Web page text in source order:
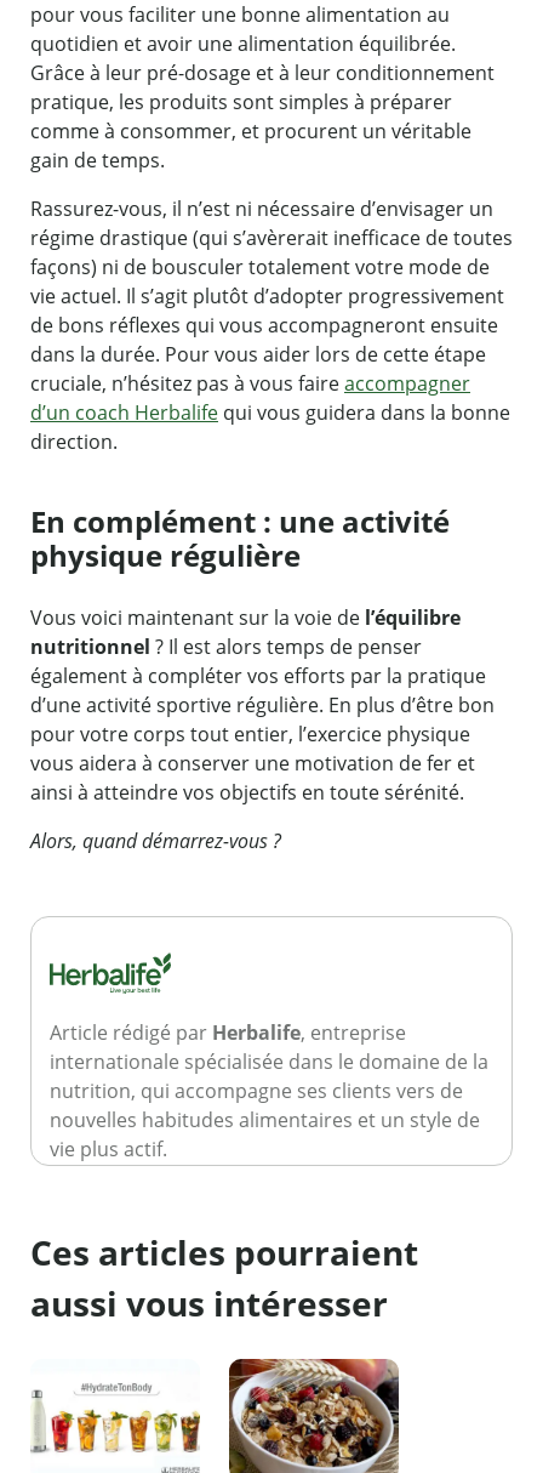
pour vous faciliter une bonne alimentation au
quotidien et avoir une alimentation équilibrée.
Grâce à leur pré-dosage et à leur conditionnement
pratique, les produits sont simples à préparer
comme à consommer, et procurent un véritable
gain de temps.
Rassurez-vous, il n’est ni nécessaire d’envisager un
régime drastique (qui s’avèrerait inefficace de toutes
façons) ni de bousculer totalement votre mode de
vie actuel. Il s’agit plutôt d’adopter progressivement
de bons réflexes qui vous accompagneront ensuite
dans la durée. Pour vous aider lors de cette étape
cruciale, n’hésitez pas à vous faireaccompagner
d’un coach Herbalife qui vous guidera dans la bonne
direction.
En complément : une activité
physique régulière
Vous voici maintenant sur la voie de l’équilibre
nutritionnel ? Il est alors temps de penser
également à compléter vos efforts par la pratique
d’une activité sportive régulière. En plus d’être bon
pour votre corps tout entier, l’exercice physique
vous aidera à conserver une motivation de fer et
ainsi à atteindre vos objectifs en toute sérénité.
Alors, quand démarrez-vous ?
Article rédigé par Herbalife, entreprise
internationale spécialisée dans le domaine de la
nutrition, qui accompagne ses clients vers de
nouvelles habitudes alimentaires et un style de
vie plus actif.
Ces articles pourraient
aussi vous intéresser